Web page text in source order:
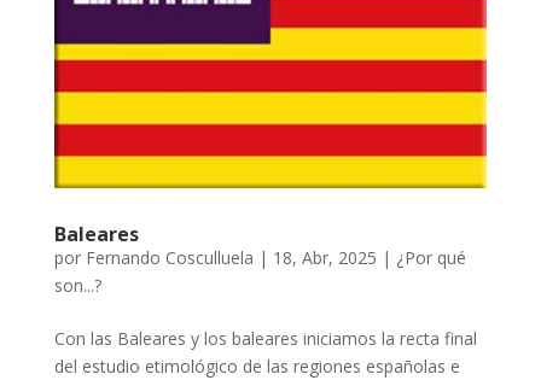
Baleares
por Fernando Cosculluela | 18, Abr, 2025 | ¿Por qué
son...?
Con las Baleares y los baleares iniciamos la recta final
del estudio etimológico de las regiones españolas e